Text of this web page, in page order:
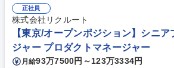
ext.jsなどのフレームワークを使ったサイト 【構
IRサイトリニューアル ■予算：300万円 ■案件期
サイト ■対応者：ディレクター＋フロントエンジニア＋
【フロントエンドエンジニア】テレワーク基本/
イト支援
正社員
株式会社リクルート
【東京/オープンポジション】シニ
ジャー プロダクトマネージャー
月給93万7500円～123万3334円